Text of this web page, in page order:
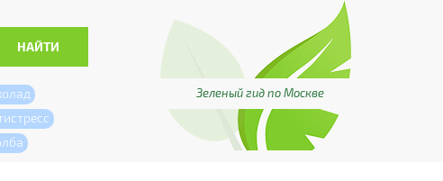
Зеленый гид по Москве